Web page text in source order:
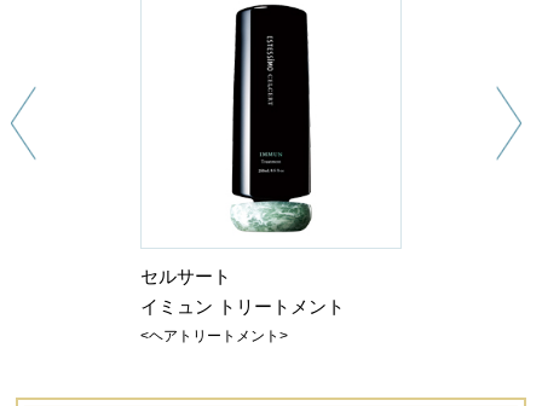
セルサート
イミュン トリートメント
<ヘアトリートメント>